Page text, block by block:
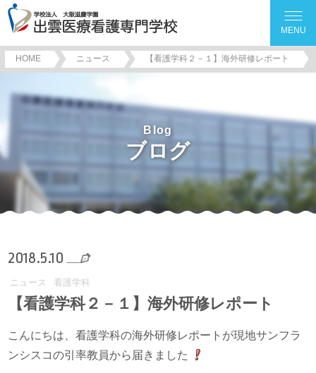
MENU
HOME ニュース 【看護学科２－１】海外研修レポート
Blog
ブログ
2018.5.10
ニュース 看護学科
【看護学科２－１】海外研修レポート
こんにちは、看護学科の海外研修レポートが現地サンフラ
ンシスコの引率教員から届きました